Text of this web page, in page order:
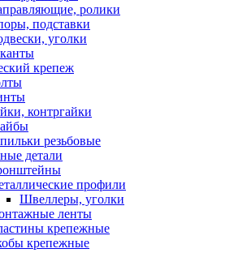
ролики
подставки
уголки
крепеж
контргайки
резьбовые
детали
профили
Швеллеры, уголки
ленты
крепежные
крепежные